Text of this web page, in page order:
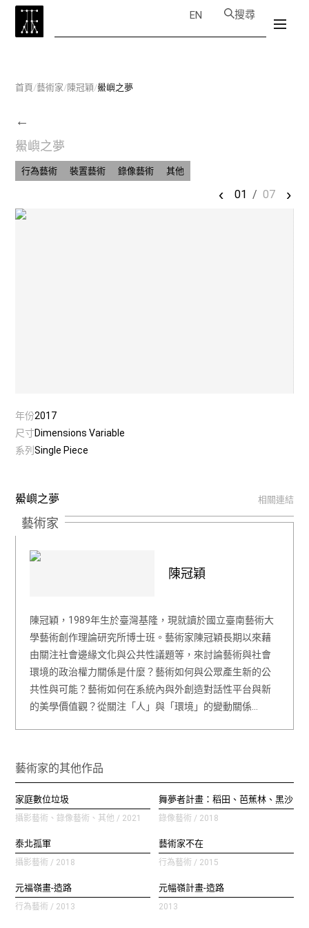
EN 搜尋
首頁/藝術家/陳冠穎/鱟嶼之夢
←
鱟嶼之夢
行為藝術 裝置藝術 錄像藝術 其他
‹ 01 / 07 ›
年份2017
尺寸Dimensions Variable
系列Single Piece
鱟嶼之夢 相關連結
藝術家
陳冠穎
陳冠穎，1989年生於臺灣基隆，現就讀於國立臺南藝術大
學藝術創作理論研究所博士班。藝術家陳冠穎長期以來藉
由關注社會邊緣文化與公共性議題等，來討論藝術與社會
環境的政治權力關係是什麼？藝術如何與公眾產生新的公
共性與可能？藝術如何在系統內與外創造對話性平台與新
的美學價值觀？從關注「人」與「環境」的變動關係…
藝術家的其他作品
家庭數位垃圾
攝影藝術、錄像藝術、其他 / 2021
舞夢者計畫：稻田、芭蕉林、黑沙
錄像藝術 / 2018
泰北孤軍
攝影藝術 / 2018
藝術家不在
行為藝術 / 2015
元福嶺畫-造路
行為藝術 / 2013
元幅嶺計畫-造路
2013